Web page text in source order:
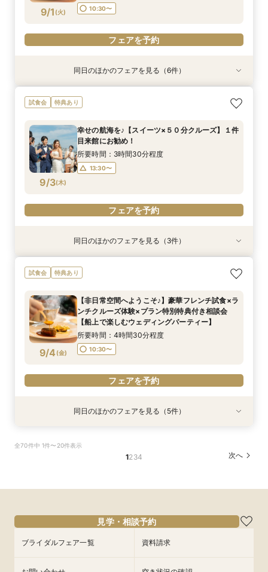
フェアを予約
フェアを予約
フェアを予約
フェアを予約
9/1 (火) 10:30〜
フェアを予約
特典あり
9/1(火)
ここしかない★【船上で楽しむウェディングパー
ティー】豪華フレンチ試食×サンセットクルージ
所要時間：4時間30分程度
9/1(火)
【少人数での結婚式にオススメ！】じっくりご見
学×アットホームパーティー相談フェア
9:00〜
10:30〜
15:00〜
9/1(火)
【★平日限定★】ゆったり船内見学＆ウェディン
グクルーズ相談会
10:30〜 14:00〜
特典あり
9/1(火)
幸せの航海を♪【スイーツ×５０分クルーズ】１件
目来館にお勧め！
13:30〜
9/1(火)
【＃海が見える】船上フォトウェディングが熱
い！フォト相談会
9:00〜 10:30〜
9/1(火)
【オンライン相談会】お手軽３Dウォークでご見
学♪運命の会場がここに・・★
10:30〜 13:00〜
同日のほかのフェアを見る（6件）
試食会 特典あり
9/3(木)
幸せの航海を♪【スイーツ×５０分クルーズ】１件
目来館にお勧め！
所要時間：3時間30分程度
13:30〜
フェアを予約
9/3(木)
【少人数での結婚式にオススメ！】じっくりご見
学×アットホームパーティー相談フェア
9:00〜
10:30〜
15:00〜
フェアを予約
9/3(木)
【★平日限定★】ゆったり船内見学＆ウェディン
グクルーズ相談会
10:30〜 14:00〜
フェアを予約
9/3(木)
【オンライン相談会】お手軽３Dウォークでご見
学♪運命の会場がここに・・★
10:30〜 13:00〜
フェアを予約
同日のほかのフェアを見る（3件）
試食会 特典あり
9/4 (金)
【非日常空間へようこそ♪】豪華フレンチ試食×ラ
ンチクルーズ体験×プラン特別特典付き相談会
【船上で楽しむウェディングパーティー】
所要時間：4時間30分程度
10:30〜
フェアを予約
特典あり
9/4
ティー】豪華フレンチ試食×サンセットクルージ
ング体験 相談会
15:00〜
フェアを予約
9/4
学×アットホームパーティー相談フェア
フェアを予約
9/4
グクルーズ相談会
フェアを予約
9/4
い！フォト相談会
フェアを予約
9/4
学♪運命の会場がここに・・★
フェアを予約
同日のほかのフェアを見る（5件）
全70件中 1件〜20件表示
1234 次へ
見学・相談予約
ブライダルフェア一覧 資料請求